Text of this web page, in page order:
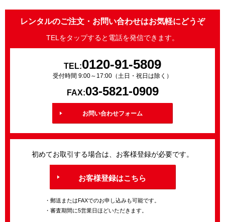
レンタルのご注文・お問い合わせはお気軽にどうぞ
TELをタップすると電話を発信できます。
TEL:0120-91-5809
受付時間 9:00～17:00（土日・祝日は除く）
FAX:03-5821-0909
お問い合わせフォーム
初めてお取引する場合は、お客様登録が必要です。
お客様登録はこちら
・郵送またはFAXでのお申し込みも可能です。
・審査期間に5営業日ほどいただきます。